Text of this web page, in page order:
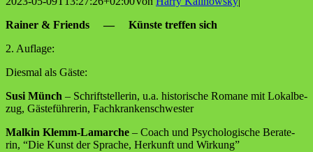
Rai­ner & Fri­ends — Küns­te tref­fen sich
2. Auf­la­ge:
Dies­mal als Gäste:
Susi Münch – Schrift­stel­le­rin, u.a. his­to­ri­sche Roma­ne mit Lokal­be­
zug, Gäs­te­füh­re­rin, Fachkrankenschwester
Mal­kin Klemm-Lamar­che – Coach und Psy­cho­lo­gi­sche Bera­te­
rin, “Die Kunst der Spra­che, Her­kunft und Wirkung”